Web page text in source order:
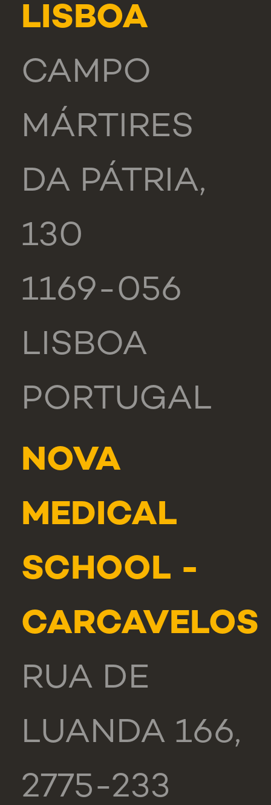
LISBOA
CAMPO
MÁRTIRES
DA PÁTRIA,
130
1169-056
LISBOA
PORTUGAL
NOVA
MEDICAL
SCHOOL -
CARCAVELOS
RUA DE
LUANDA 166,
2775-233